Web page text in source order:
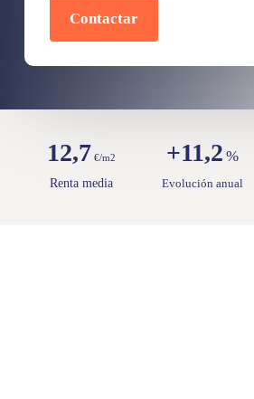
12,7 €/m2
Renta media
+11,2 %
Evolución anual